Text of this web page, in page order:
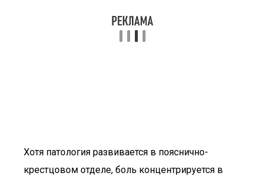
Хотя патология развивается в пояснично-
крестцовом отделе, боль концентрируется в